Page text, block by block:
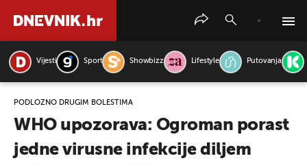
Vijesti Sport Showbizz Lifestyle Putovanja
PODLOŽNO DRUGIM BOLESTIMA
WHO upozorava: Ogroman porast
jedne virusne infekcije diljem
PRETRAŽITE VIJESTI